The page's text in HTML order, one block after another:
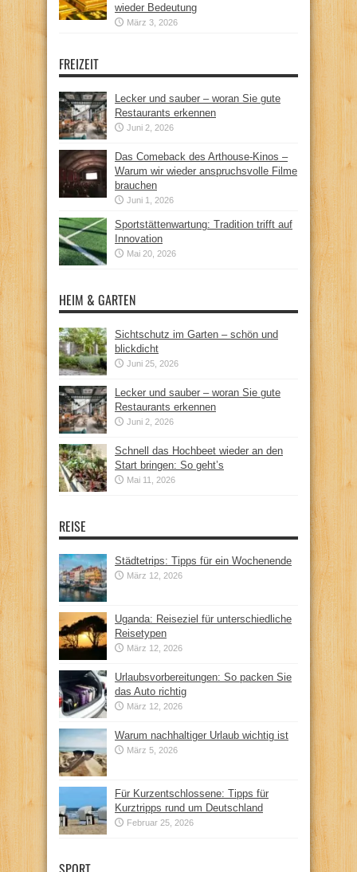
wieder Bedeutung
März 3, 2026
FREIZEIT
Lecker und sauber – woran Sie gute
Restaurants erkennen
Juni 2, 2026
Das Comeback des Arthouse-Kinos –
Warum wir wieder anspruchsvolle Filme
brauchen
Juni 1, 2026
Sportstättenwartung: Tradition trifft auf
Innovation
Mai 20, 2026
HEIM & GARTEN
Sichtschutz im Garten – schön und
blickdicht
Juni 25, 2026
Lecker und sauber – woran Sie gute
Restaurants erkennen
Juni 2, 2026
Schnell das Hochbeet wieder an den
Start bringen: So geht’s
Mai 11, 2026
REISE
Städtetrips: Tipps für ein Wochenende
März 12, 2026
Uganda: Reiseziel für unterschiedliche
Reisetypen
März 12, 2026
Urlaubsvorbereitungen: So packen Sie
das Auto richtig
März 12, 2026
Warum nachhaltiger Urlaub wichtig ist
März 5, 2026
Für Kurzentschlossene: Tipps für
Kurztripps rund um Deutschland
Februar 25, 2026